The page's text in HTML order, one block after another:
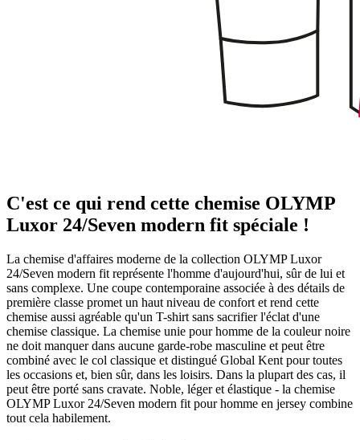
C'est ce qui rend cette chemise OLYMP
Luxor 24/Seven modern fit spéciale !
La chemise d'affaires moderne de la collection OLYMP Luxor
24/Seven modern fit représente l'homme d'aujourd'hui, sûr de lui et
sans complexe. Une coupe contemporaine associée à des détails de
première classe promet un haut niveau de confort et rend cette
chemise aussi agréable qu'un T-shirt sans sacrifier l'éclat d'une
chemise classique. La chemise unie pour homme de la couleur noire
ne doit manquer dans aucune garde-robe masculine et peut être
combiné avec le col classique et distingué Global Kent pour toutes
les occasions et, bien sûr, dans les loisirs. Dans la plupart des cas, il
peut être porté sans cravate. Noble, léger et élastique - la chemise
OLYMP Luxor 24/Seven modern fit pour homme en jersey combine
tout cela habilement.